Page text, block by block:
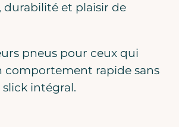
durabilité et plaisir de
pneus pour ceux qui
comportement rapide sans
slick intégral.